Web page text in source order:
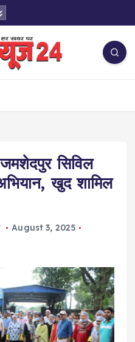
सिविल
खुद शामिल
August 3, 2025